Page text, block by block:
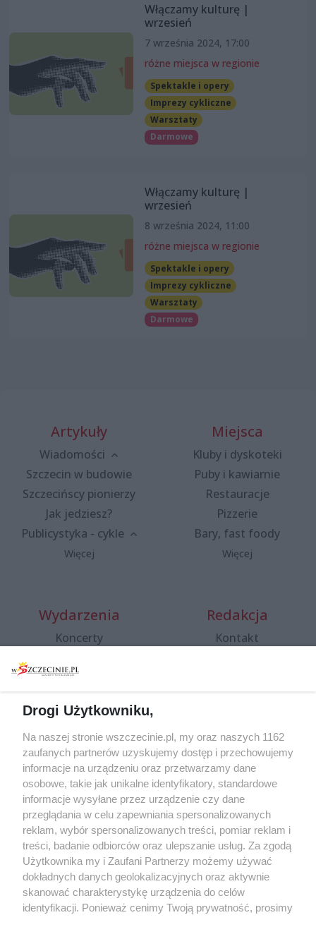
Włączamy kulturę |
wrzesień
7 września 2024, 17:00
różne miejsca w regionie
Spektakle i opery
Imprezy cykliczne
Warsztaty
Darmowe
Włączamy kulturę |
wrzesień
8 września 2024, 11:00
różne miejsca w regionie
Spektakle i opery
Imprezy cykliczne
Warsztaty
Darmowe
Artykuły
Wiadomości
Szczecin w budowie
Szczecińscy pionierzy
Jak jedziesz?
Publicystyka - cykle
Więcej
Miejsca
Kluby i dyskoteki
Puby i kawiarnie
Restauracje
Pizzerie
Bary, fast foody
Więcej
Wydarzenia
Koncerty
Spacery i oprowadzania
targi
Wernisaże
Więcej
Redakcja
Kontakt
Specjalny koncert z okazji
20. urodzin portalu
wSzczecinie.pl
Regulamin konkursów
śniadaniówka "Hej
Szczecin! Jest piątek!"
Partnerzy
Praca Szczecin
Drogi Użytkowniku,
Na naszej stronie wszczecinie.pl, my oraz naszych 1162
zaufanych partnerów uzyskujemy dostęp i przechowujemy
informacje na urządzeniu oraz przetwarzamy dane
osobowe, takie jak unikalne identyfikatory, standardowe
informacje wysyłane przez urządzenie czy dane
przeglądania w celu zapewniania spersonalizowanych
reklam, wybór spersonalizowanych treści, pomiar reklam i
treści, badanie odbiorców oraz ulepszanie usług. Za zgodą
Użytkownika my i Zaufani Partnerzy możemy używać
dokładnych danych geolokalizacyjnych oraz aktywnie
skanować charakterystykę urządzenia do celów
identyfikacji. Ponieważ cenimy Twoją prywatność, prosimy